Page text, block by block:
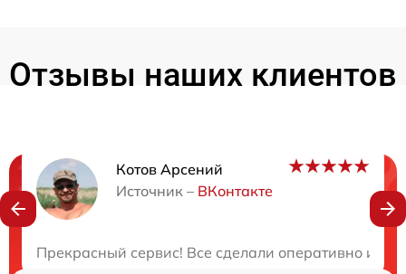
Отзывы наших клиентов
Котов Арсений
Источник – ВКонтакте
Прекрасный сервис! Все сделали оперативно и
Нужна консультация?